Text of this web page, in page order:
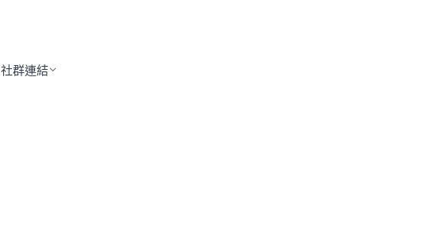
社群連結